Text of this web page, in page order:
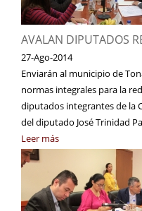
AVALAN DIPUTADOS
27-Ago-2014
Enviarán al municipio de
normas integrales para la
diputados integrantes de la
del diputado José Trinidad
Leer más